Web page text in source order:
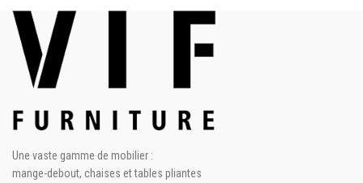
Une vaste gamme de mobilier :
mange-debout, chaises et tables pliantes